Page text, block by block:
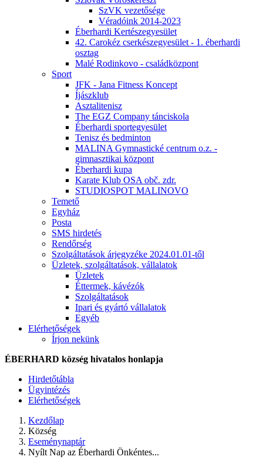
SzVK vezetősége
Véradóink 2014-2023
Éberhardi Kertészegyesület
42. Carokéz cserkészegyesület - 1. éberhardi
osztag
Malé Rodinkovo - családközpont
Sport
JFK - Jana Fitness Koncept
Íjászklub
Asztalitenisz
The EGZ Company tánciskola
Éberhardi sportegyesület
Tenisz és bedminton
MALINA Gymnastické centrum o.z. -
gimnasztikai központ
Éberhardi kupa
Karate Klub OSA obč. zdr.
STUDIOSPOT MALINOVO
Temető
Egyház
Posta
SMS hirdetés
Rendőrség
Szolgáltatások árjegyzéke 2024.01.01-től
Üzletek, szolgáltatások, vállalatok
Üzletek
Éttermek, kávézók
Szolgáltatások
Ipari és gyártó vállalatok
Egyéb
Elérhetőségek
Írjon nekünk
ÉBERHARD község hivatalos honlapja
Hirdetőtábla
Ügyintézés
Elérhetőségek
Kezdőlap
Község
Eseménynaptár
Nyílt Nap az Éberhardi Önkéntes...